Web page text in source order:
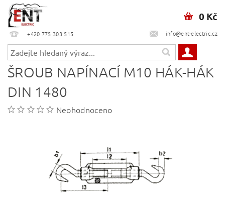
+420 775 303 515 info@ent-electric.cz
0 Kč
ŠROUB NAPÍNACÍ M10 HÁK-HÁK
DIN 1480
Neohodnoceno